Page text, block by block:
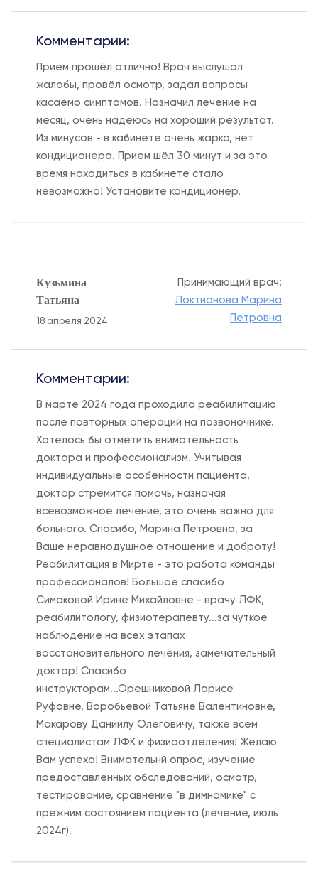
Комментарии:
Прием прошёл отлично! Врач выслушал
жалобы, провёл осмотр, задал вопросы
касаемо симптомов. Назначил лечение на
месяц, очень надеюсь на хороший результат.
Из минусов - в кабинете очень жарко, нет
кондиционера. Прием шёл 30 минут и за это
время находиться в кабинете стало
невозможно! Установите кондиционер.
Кузьмина
Татьяна
18 апреля 2024
Принимающий врач:
Локтионова Марина
Петровна
Комментарии:
В марте 2024 года проходила реабилитацию
после повторных операций на позвоночнике.
Хотелось бы отметить внимательность
доктора и профессионализм. Учитывая
индивидуальные особенности пациента,
доктор стремится помочь, назначая
всевозможное лечение, это очень важно для
больного. Спасибо, Марина Петровна, за
Ваше неравнодушное отношение и доброту!
Реабилитация в Мирте - это работа команды
профессионалов! Большое спасибо
Симаковой Ирине Михайловне - врачу ЛФК,
реабилитологу, физиотерапевту...за чуткое
наблюдение на всех этапах
восстановительного лечения, замечательный
доктор! Спасибо
инструкторам...Орешниковой Ларисе
Руфовне, Воробьёвой Татьяне Валентиновне,
Макарову Даниилу Олеговичу, также всем
специалистам ЛФК и физиоотделения! Желаю
Вам успеха! Внимательнй опрос, изучение
предоставленных обследований, осмотр,
тестирование, сравнение "в димнамике" с
прежним состоянием пациента (лечение, июль
2024г).